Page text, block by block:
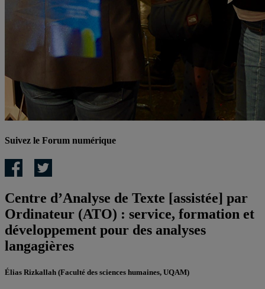
Suivez le Forum numérique
Centre d’Analyse de Texte [assistée] par
Ordinateur (ATO) : service, formation et
développement pour des analyses
langagières
Élias Rizkallah (Faculté des sciences humaines, UQAM)